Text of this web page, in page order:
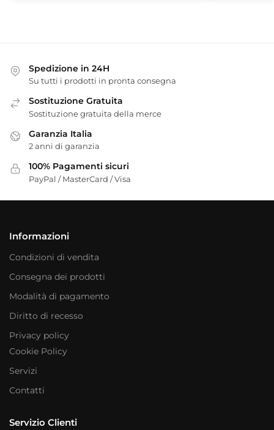
Spedizione in 24H
Su tutti i prodotti in pronta consegna
Sostituzione Gratuita
Sostituzione gratuita della merce
Garanzia Italia
2 anni di garanzia
100% Pagamenti sicuri
PayPal / MasterCard / Visa
Informazioni
Condizioni di vendita
Consegna dei prodotti
Modalità di pagamento
Diritto di recesso
Privacy policy
Cookie Policy
Servizi
Contatti
Servizio Clienti